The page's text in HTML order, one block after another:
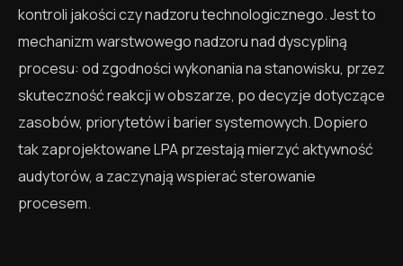
kontroli jakości czy nadzoru technologicznego. Jest to
mechanizm warstwowego nadzoru nad dyscypliną
procesu: od zgodności wykonania na stanowisku, przez
skuteczność reakcji w obszarze, po decyzje dotyczące
zasobów, priorytetów i barier systemowych. Dopiero
tak zaprojektowane LPA przestają mierzyć aktywność
audytorów, a zaczynają wspierać sterowanie
procesem.